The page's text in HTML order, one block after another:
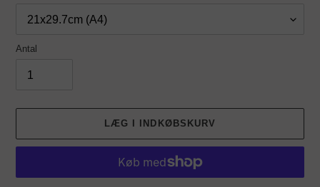
Antal
LÆG I INDKØBSKURV